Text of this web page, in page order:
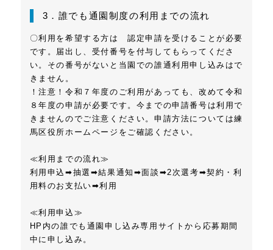
3．誰でも通園制度の利用までの流れ
〇利用を希望する方は 認定申請を受けることが必要
です。届出し、受付番号を付与してもらってくださ
い。その番号がないと当園での誰通利用申し込みはで
きません。
！注意！令和７年度のご利用があっても、改めて令和
８年度の申請が必要です。今までの申請番号は利用で
きませんのでご注意ください。申請方法については練
馬区役所ホームページをご確認ください。
≪利用までの流れ≫
利用申込➡抽選➡結果通知➡面談➡2次選考➡契約・利
用料のお支払い➡利用
≪利用申込≫
HP内の誰でも通園申し込み専用サイトから応募期間
中に申し込み。